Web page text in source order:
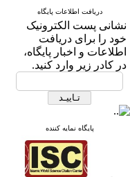
دریافت اطلاعات پایگاه
نشانی پست الکترونیک
خود را برای دریافت
اطلاعات و اخبار پایگاه،
در کادر زیر وارد کنید.
پایگاه نمایه کننده